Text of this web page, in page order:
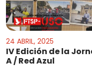
24 ABRIL, 2025
IV Edición de la
A / Red Azul